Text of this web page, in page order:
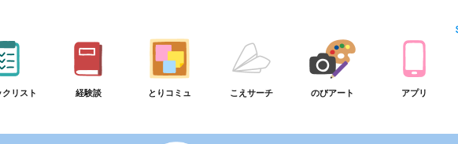
リスト 経験談 とりコミュ こえサーチ のびアート アプリ